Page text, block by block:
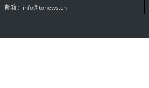
邮箱：info@tonews.cn